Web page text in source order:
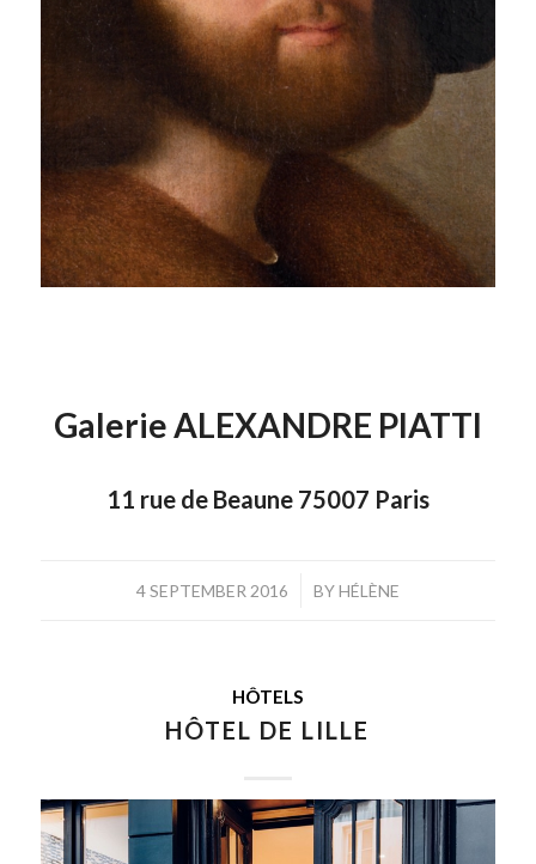
Galerie ALEXANDRE PIATTI
11 rue de Beaune 75007 Paris
4 SEPTEMBER 2016
/ BYHÉLÈNE
HÔTELS
HÔTEL DE LILLE